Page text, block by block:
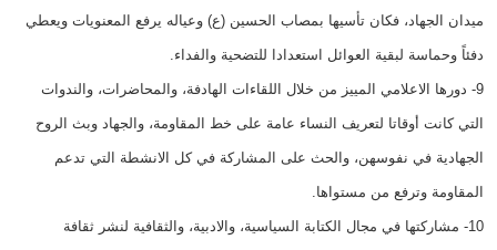
ميدان الجهاد، فكان تأسيها بمصاب الحسين (ع) وعياله يرفع المعنويات ويعطي
دفئاً وحماسة لبقية العوائل استعدادا للتضحية والفداء.
9- دورها الاعلامي المييز من خلال اللقاءات الهادفة، والمحاضرات، والندوات
التي كانت أوقاتا لتعريف النساء عامة على خط المقاومة، والجهاد وبث الروح
الجهادية في نفوسهن، والحث على المشاركة في كل الانشطة التي تدعم
المقاومة وترفع من مستواها.
10- مشاركتها في مجال الكتابة السياسية، والادبية، والثقافية لنشر ثقافة